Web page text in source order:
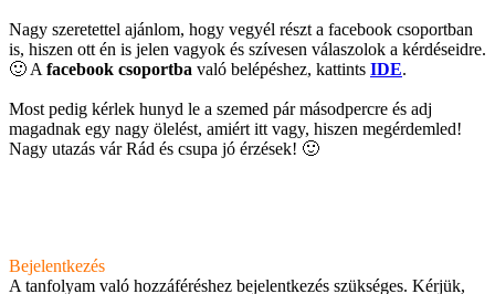
Nagy szeretettel ajánlom, hogy vegyél részt a facebook csoportban
is, hiszen ott én is jelen vagyok és szívesen válaszolok a kérdéseidre.
🙂 A facebook csoportba való belépéshez, kattints IDE.
Most pedig kérlek hunyd le a szemed pár másodpercre és adj
magadnak egy nagy ölelést, amiért itt vagy, hiszen megérdemled!
Nagy utazás vár Rád és csupa jó érzések! 🙂
Bejelentkezés
A tanfolyam való hozzáféréshez bejelentkezés szükséges. Kérjük,